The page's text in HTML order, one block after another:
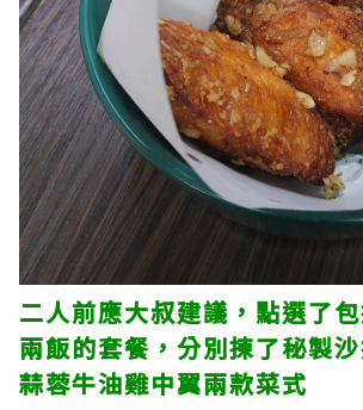
二人前應大叔建議，點選了
兩飯的套餐，分別揀了秘製
蒜蓉牛油雞中翼兩款菜式